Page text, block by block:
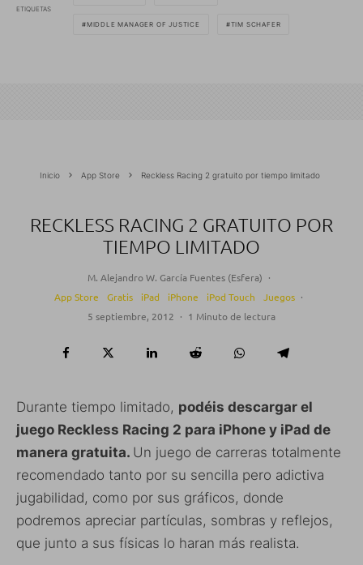
ETIQUETAS
MIDDLE MANAGER OF JUSTICE TIM SCHAFER
Inicio App Store Reckless Racing 2 gratuito por tiempo limitado
RECKLESS RACING 2 GRATUITO POR
TIEMPO LIMITADO
M. Alejandro W. García Fuentes (Esfera) ·
App Store
Gratis iPad iPhone iPod Touch Juegos ·
5 septiembre, 2012 · 1 Minuto de lectura
Durante tiempo limitado, podéis descargar el
juego Reckless Racing 2 para iPhone y iPad de
manera gratuita. Un juego de carreras totalmente
recomendado tanto por su sencilla pero adictiva
jugabilidad, como por sus gráficos, donde
podremos apreciar partículas, sombras y reflejos,
que junto a sus físicas lo haran más realista.